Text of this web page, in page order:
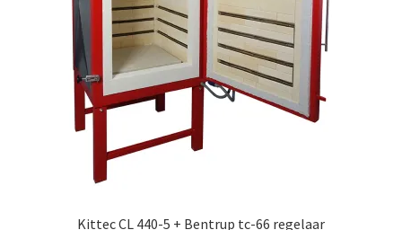
Kittec CL 440-5 + Bentrup tc-66 regelaar